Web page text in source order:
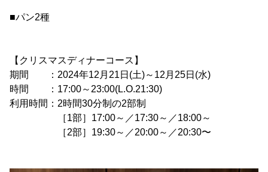
■パン2種
【クリスマスディナーコース】
期間 ：2024年12月21日(土)～12月25日(水)
時間 ：17:00～23:00(L.O.21:30)
利用時間：2時間30分制の2部制
［1部］17:00～／17:30～／18:00～
［2部］19:30～／20:00～／20:30〜